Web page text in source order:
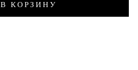
В КОРЗИНУ